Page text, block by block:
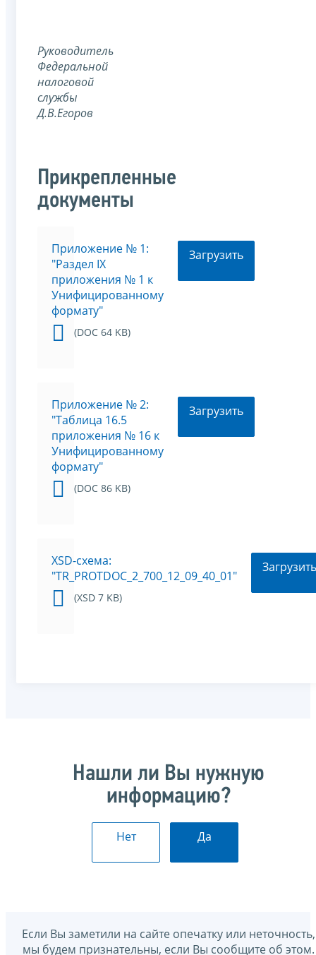
Руководитель
Федеральной
налоговой
службы
Д.В.Егоров
Прикрепленные
документы
Приложение № 1:
"Раздел IX
приложения № 1 к
Унифицированному
формату"
(DOC 64 KB)
Загрузить
Приложение № 2:
"Таблица 16.5
приложения № 16 к
Унифицированному
формату"
(DOC 86 KB)
Загрузить
XSD-схема:
"TR_PROTDOC_2_700_12_09_40_01"
(XSD 7 KB)
Загрузить
Нашли ли Вы нужную
информацию?
Нет Да
Если Вы заметили на сайте опечатку или неточность,
мы будем признательны, если Вы сообщите об этом.